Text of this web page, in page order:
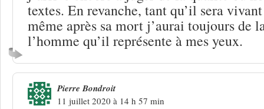
textes. En revanche, tant qu’il sera
même après sa mort j’aurai toujours de
l’homme qu’il représente à mes yeux.
Pierre Bondroit
11 juillet 2020 à 14 h 57 min